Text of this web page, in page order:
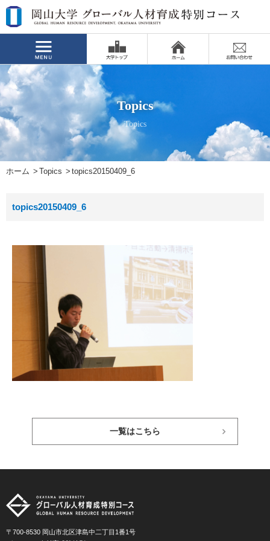
Topics
Topics
ホーム Topics topics20150409_6
topics20150409_6
一覧はこちら
〒700-8530 岡山市北区津島中二丁目1番1号